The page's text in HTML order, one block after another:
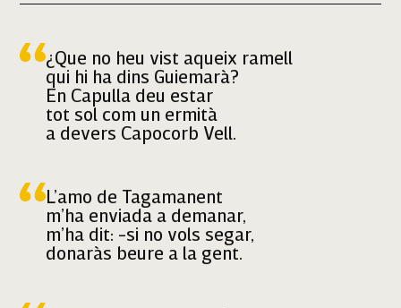
¿Que no heu vist aqueix ramell
qui hi ha dins Guiemarà?
En Capulla deu estar
tot sol com un ermità
a devers Capocorb Vell.
L’amo de Tagamanent
m’ha enviada a demanar,
m’ha dit: -si no vols segar,
donaràs beure a la gent.